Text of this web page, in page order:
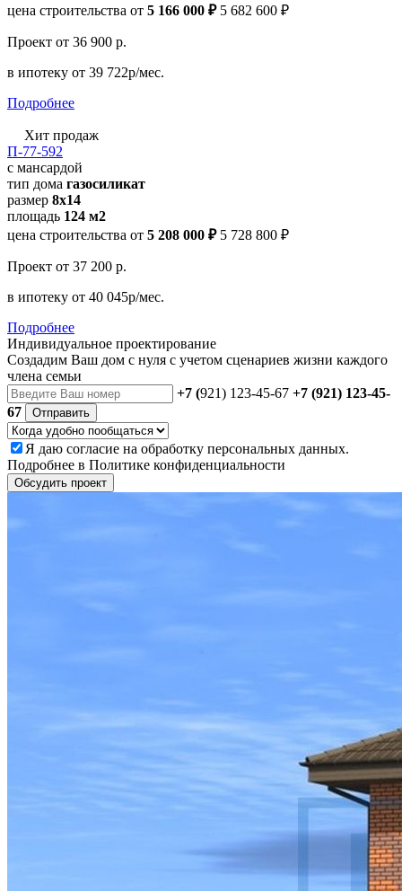
цена строительства от 5 166 000 ₽ 5 682 600 ₽
Проект от 36 900 р.
в ипотеку от 39 722р/мес.
Подробнее
Хит продаж
П-77-592
с мансардой
тип дома газосиликат
размер 8х14
площадь 124 м2
цена строительства от 5 208 000 ₽ 5 728 800 ₽
Проект от 37 200 р.
в ипотеку от 40 045р/мес.
Подробнее
Индивидуальное проектирование
Создадим Ваш дом с нуля с учетом сценариев жизни каждого
члена семьи
+7 (921) 123-45-67 +7 (921) 123-45-
67
Отправить
Я даю согласие на обработку персональных данных.
Подробнее в Политике конфиденциальности
Обсудить проект